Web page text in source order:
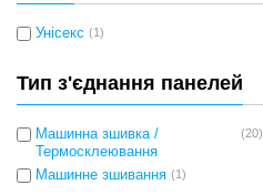
Унісекс (1)
Тип з'єднання панелей
Машинна зшивка /
Термосклеювання
(20)
Машинне зшивання (1)